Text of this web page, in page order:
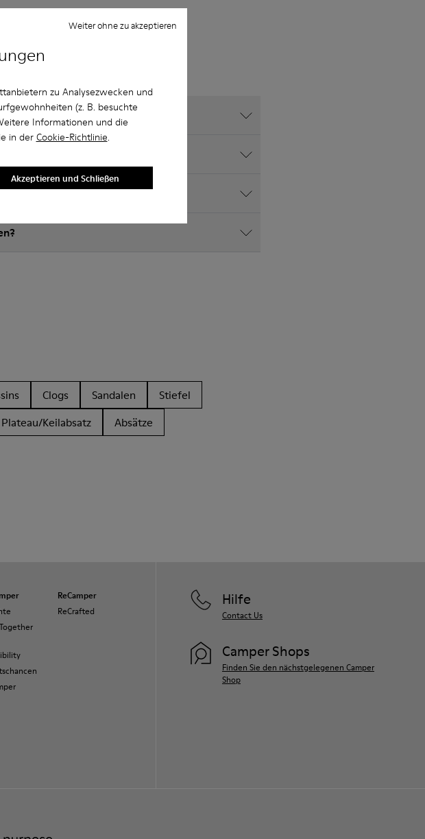
zu Analysezwecken und
(z. B. besuchte
Informationen und die
in der Cookie-Richtlinie.
Weiter ohne zu akzeptieren
Akzeptieren und Schließen
für Herren gibt es?
Clogs Sandalen
Stiefel
Plateau/Keilabsatz Absätze
ReCamper
ReCrafted
Hilfe
Contact Us
Camper Shops
Finden Sie den nächstgelegenen Camper
Shop